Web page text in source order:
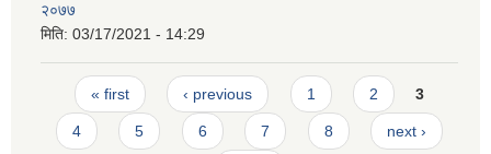
२०७७
मिति: 03/17/2021 - 14:29
Pages
« first ‹ previous 1 2 3
4 5 6 7 8 next ›